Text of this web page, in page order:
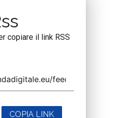
copiare il link RSS
COPIA LINK